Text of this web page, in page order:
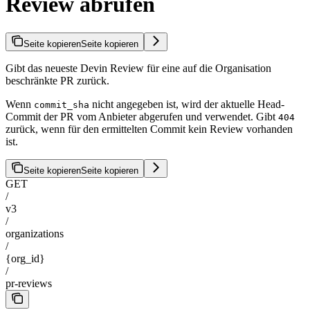
Seite kopierenSeite kopieren
Gibt das neueste Devin Review für eine auf die Organisation
beschränkte PR zurück.
Wenn commit_sha nicht angegeben ist, wird der aktuelle Head-
Commit der PR vom Anbieter abgerufen und verwendet. Gibt 404
zurück, wenn für den ermittelten Commit kein Review vorhanden
ist.
Seite kopierenSeite kopieren
GET
/
v3
/
organizations
/
{org_id}
/
pr-reviews